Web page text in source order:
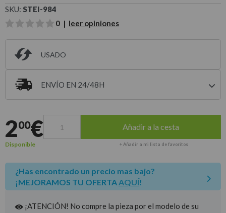
SKU: STEI-984
0 | leer opiniones
USADO
ENVÍO EN 24/48H
200€ Añadir a la cesta
Disponible + Añadir a mi lista de favoritos
¿Has encontrado un precio mas bajo?
¡MEJORAMOS TU OFERTA AQUÍ!
¡ATENCIÓN! No compre la pieza por el modelo de su